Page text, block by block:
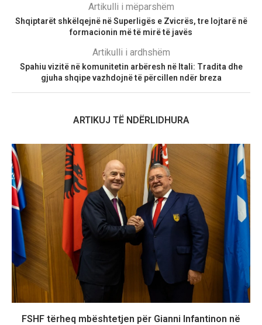
Artikulli i mëparshëm
Shqiptarët shkëlqejnë në Superligës e Zvicrës, tre lojtarë në
formacionin më të mirë të javës
Artikulli i ardhshëm
Spahiu vizitë në komunitetin arbëresh në Itali: Tradita dhe
gjuha shqipe vazhdojnë të përcillen ndër breza
ARTIKUJ TË NDËRLIDHURA
FSHF tërheq mbështetjen për Gianni Infantinon në